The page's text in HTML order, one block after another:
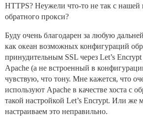
HTTPS? Неужели что-то не так с нашей
обратного прокси?
Буду очень благодарен за любую
как океан возможных конфигураций
принудительным SSL через Let’s
Apache (а не встроенный в
чувствую, что тону. Мне кажется, что
используют Apache в качестве хоста с
такой настройкой Let’s Encrypt. Или же
настраиваем это неправильно.